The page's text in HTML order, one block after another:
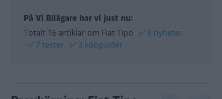
På Vi Bilägare har vi just nu:
Totalt 16 artiklar om Fiat Tipo ✅ 6 nyheter
✅ 7 tester ✅ 3 köpguider